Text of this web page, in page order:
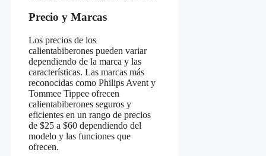
Precio y Marcas
Los precios de los
calientabiberones pueden variar
dependiendo de la marca y las
características. Las marcas más
reconocidas como Philips Avent y
Tommee Tippee ofrecen
calientabiberones seguros y
eficientes en un rango de precios
de $25 a $60 dependiendo del
modelo y las funciones que
ofrecen.